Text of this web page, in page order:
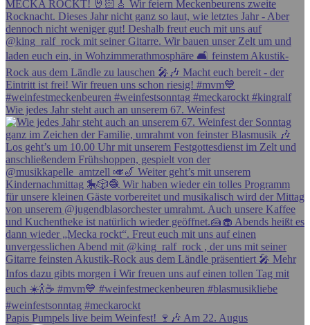
Wie jedes Jahr steht auch an unserem 67. Weinfest
Papis Pumpels live beim Weinfest! 🍷🎶 Am 22. Augus